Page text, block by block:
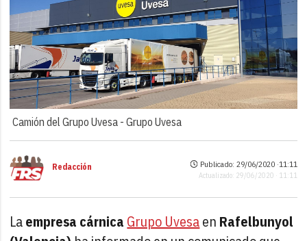
Camión del Grupo Uvesa -Grupo Uvesa
Redacción Publicado: 29/06/2020 ·11:11
Actualizado: 29/06/2020 · 11:11
Laempresa cárnica Grupo Uvesaen Rafelbunyol